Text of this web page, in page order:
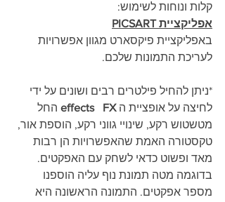
קלות ונוחות לשימוש:
אפליקציית PICSART
באפליקציית פיקסארט מגוון אפשרויות
לעריכת התמונות שלכם.
*ניתן להחיל פילטרים רבים ושונים על ידי
לחיצה על אופציית ה
effects FX
החל
מטשטוש רקע, שינויי גווני רקע, הוספת אור,
טקסטורה האמת שהאפשרויות הן רבות
מאד ופשוט כדאי לשחק עם האפקטים.
בדוגמה מטה תמונת נוף עליה הוספנו
מספר אפקטים. התמונה הראשונה היא